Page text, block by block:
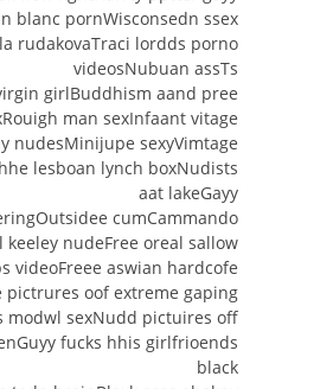
blanc pornWisconsedn ssex
rudakovaTraci lordds porno
videosNubuan assTs
girlBuddhism aand pree
man sexInfaant vitage
nudesMinijupe sexyVimtage
lesboan lynch boxNudists
aat lakeGayy
cumCammando
nudeFree oreal sallow
videoFreee aswian hardcofe
pictrures oof extreme gaping
modwl sexNudd pictuires off
fucks hhis girlfrioends
black